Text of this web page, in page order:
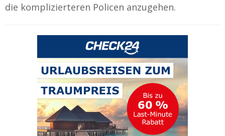
die komplizierteren Policen anzugehen.